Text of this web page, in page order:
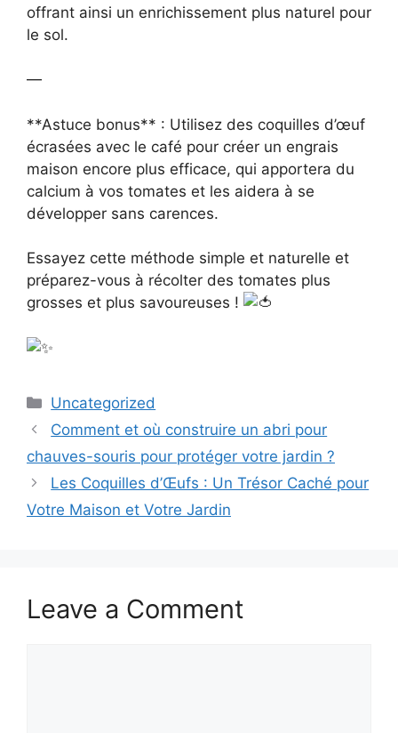
offrant ainsi un enrichissement plus naturel pour
le sol.
—
**Astuce bonus** : Utilisez des coquilles d’œuf
écrasées avec le café pour créer un engrais
maison encore plus efficace, qui apportera du
calcium à vos tomates et les aidera à se
développer sans carences.
Essayez cette méthode simple et naturelle et
préparez-vous à récolter des tomates plus
grosses et plus savoureuses !
Categories
Uncategorized
Comment et où construire un abri pour
chauves-souris pour protéger votre jardin ?
Les Coquilles d’Œufs : Un Trésor Caché pour
Votre Maison et Votre Jardin
Leave a Comment